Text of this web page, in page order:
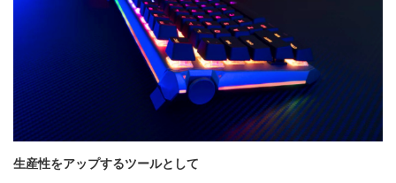
生産性をアップするツールとして